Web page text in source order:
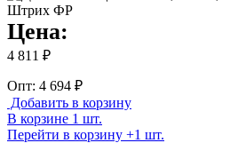
Цена:
4 811 ₽
Опт: 4 694 ₽
Добавить в корзину
В корзине 1 шт.
Перейти в корзину +1 шт.